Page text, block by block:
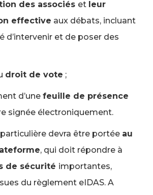
des associés et leur
effective aux débats, incluant
d’intervenir et de poser des
droit de vote ;
d’une feuille de présence
signée électroniquement.
devra être portée au
, qui doit répondre à
de sécurité importantes,
du règlement eIDAS. A